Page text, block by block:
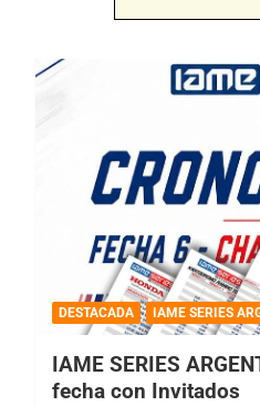
DESTACADA IAME SERIES
IAME SERIES
fecha con Invitados